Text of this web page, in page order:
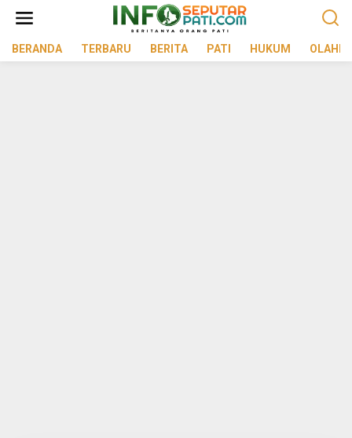
BERANDA
TERBARU BERITA PATI HUKUM